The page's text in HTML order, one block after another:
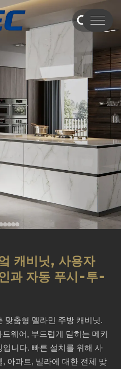
캐비닛, 사용자
과 자동 푸시-투-
맞춤형 멜라민 주방 캐비닛.
웨어, 부드럽게 닫히는 메커
니다. 빠른 설치를 위해 사
아파트, 빌라에 대한 전체 맞